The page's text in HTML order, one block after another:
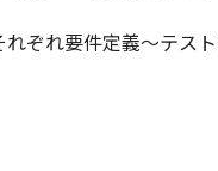
れぞれ要件定義～テス